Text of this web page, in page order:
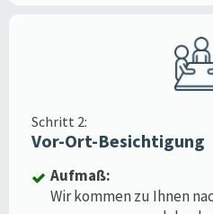
Schritt 2:
Vor-Ort-Besichtigung
Aufmaß:
Wir kommen zu Ihnen